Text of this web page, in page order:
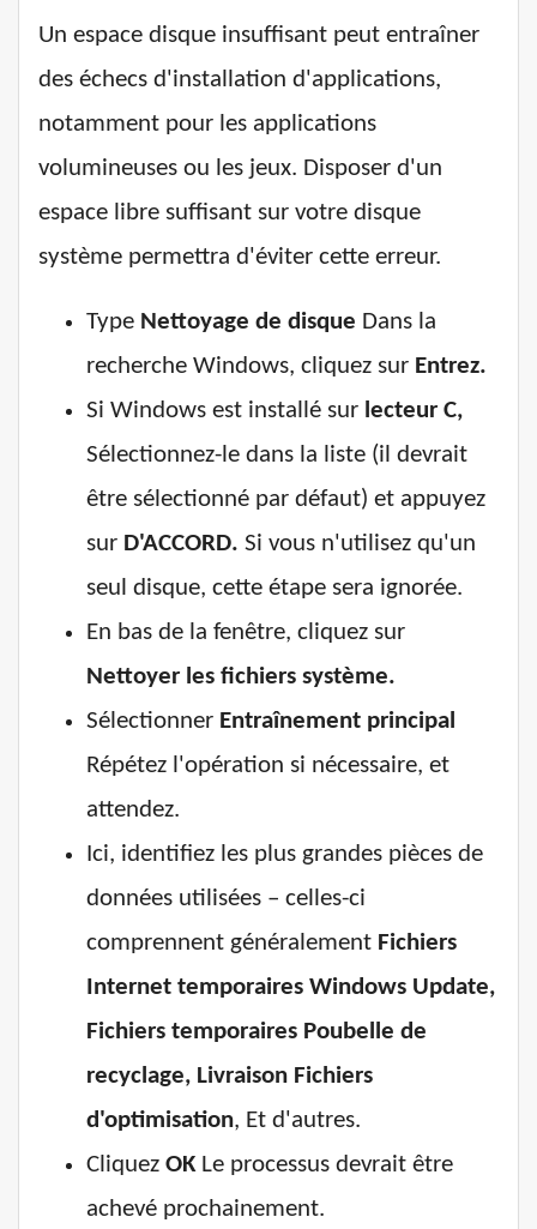
Un espace disque insuffisant peut entraîner
des échecs d'installation d'applications,
notamment pour les applications
volumineuses ou les jeux. Disposer d'un
espace libre suffisant sur votre disque
système permettra d'éviter cette erreur.
Type Nettoyage de disque Dans la
recherche Windows, cliquez sur Entrez.
Si Windows est installé sur lecteur C,
Sélectionnez-le dans la liste (il devrait
être sélectionné par défaut) et appuyez
sur D'ACCORD. Si vous n'utilisez qu'un
seul disque, cette étape sera ignorée.
En bas de la fenêtre, cliquez sur
Nettoyer les fichiers système.
Sélectionner Entraînement principal
Répétez l'opération si nécessaire, et
attendez.
Ici, identifiez les plus grandes pièces de
données utilisées – celles-ci
comprennent généralement Fichiers
Internet temporaires Windows Update,
Fichiers temporaires Poubelle de
recyclage, Livraison Fichiers
d'optimisation, Et d'autres.
Cliquez OKLe processus devrait être
achevé prochainement.